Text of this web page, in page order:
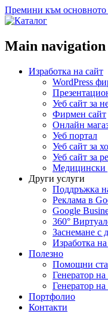
Премини към основното
Main navigation
Изработка на сайт
WordPress
Уеб сайт за
Фирмен сайт
Онлайн
Уеб портал
Уеб сайт за
Уеб сайт за
Медицински
Други услуги
Поддръжка
Реклама в
Google
360°
Заснемане с
Изработка
Полезно
Помощни
Генератор на
Генератор
Портфолио
Контакти